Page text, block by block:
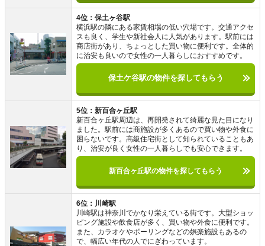
4位：保土ヶ谷駅
横浜駅の隣にある家賃相場の低い穴場です。交通アクセ
スも良く、学生や新社会人に人気があります。駅前には
商店街があり、ちょっとした買い物に便利です。全体的
に治安も良いので女性の一人暮らしにおすすめです。
保土ケ谷駅の物件を探してもらう
5位：新百合ヶ丘駅
新百合ヶ丘駅周辺は、再開発されて綺麗な見た目になり
ました。駅前には商施設が多くあるので買い物や外食に
困らないです。高級住宅街として知られていることもあ
り、治安が良く女性の一人暮らしでも安心できます。
新百合ヶ丘駅の物件を探してもらう
6位：川崎駅
川崎駅は神奈川でかなり栄えている街です。大型ショッ
ピング施設や飲食店が多く、買い物や外食に便利です。
また、カラオケやボーリングなどの娯楽施設もあるの
で、幅広い年代の人でにぎわっています。